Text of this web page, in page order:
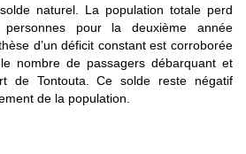
naturel. La population totale perd
pour la deuxième année
d’un déficit constant est corroborée
nombre de passagers débarquant et
de Tontouta. Ce solde reste négatif
de la population.